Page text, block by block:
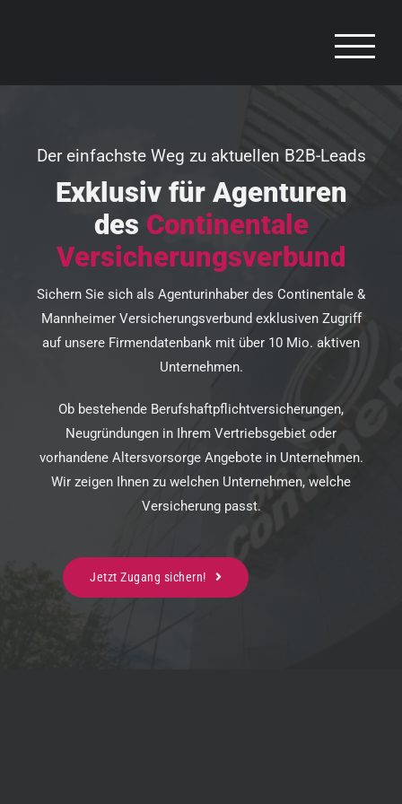
Der einfachste Weg zu aktuellen B2B-Leads
Exklusiv für Agenturen
des Continentale
Versicherungsverbund
Sichern Sie sich als Agenturinhaber des Continentale &
Mannheimer Versicherungsverbund exklusiven Zugriff
auf unsere Firmendatenbank mit über 10 Mio. aktiven
Unternehmen.
Ob bestehende Berufshaftpflichtversicherungen,
Neugründungen in Ihrem Vertriebsgebiet oder
vorhandene Altersvorsorge Angebote in Unternehmen.
Wir zeigen Ihnen zu welchen Unternehmen, welche
Versicherung passt.
Jetzt Zugang sichern!